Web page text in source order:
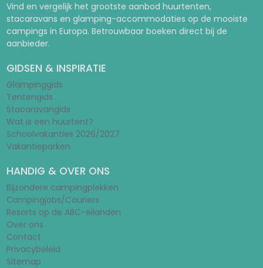
Vind en vergelijk het grootste aanbod huurtenten,
stacaravans en glamping-accommodaties op de mooiste
campings in Europa. Betrouwbaar boeken direct bij de
aanbieder.
GIDSEN & INSPIRATIE
Glampinggids
Tentengids
Stacaravangids
Wat is een huurtent?
Schoolvakanties 2026/2027
Vakantieparken
HANDIG & OVER ONS
Bijzondere campingplekken
Campingjobs/Couriers
Resorts op de ABC-eilanden
Over ons
Contact
Privacybeleid
Sitemap